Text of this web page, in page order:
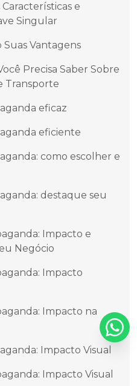
e
Singular
Vantagens
Precisa Saber Sobre
Transporte
eficaz
eficiente
como escolher e
destaque seu
Impacto e
Negócio
Impacto
Impacto na
Impacto Visual
Impacto Visual